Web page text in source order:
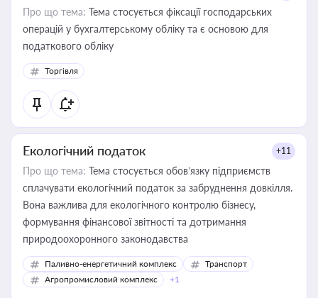
Про що тема: Тема стосується фіксації господарських
операцій у бухгалтерському обліку та є основою для
податкового обліку
Торгівля
Екологічний податок +11
Про що тема: Тема стосується обов’язку підприємств
сплачувати екологічний податок за забруднення довкілля.
Вона важлива для екологічного контролю бізнесу,
формування фінансової звітності та дотримання
природоохоронного законодавства
Паливно-енергетичний комплекс
Транспорт
Агропромисловий комплекс
+1